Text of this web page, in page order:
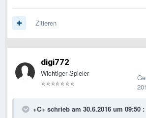
Zitieren
digi772
Wichtiger Spieler
+C+ schrieb am 30.6.2016 um 09:50 :